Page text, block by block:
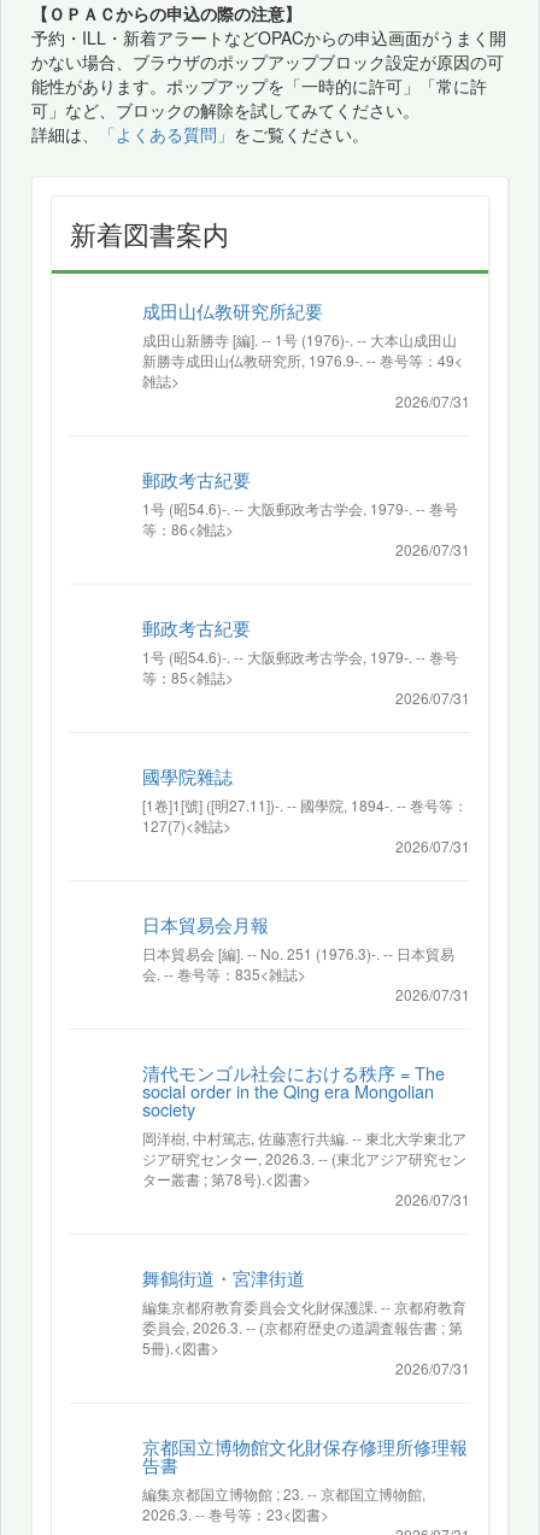
【ＯＰＡＣからの申込の際の注意】
予約・ILL・新着アラートなどOPACからの申込画面がうまく開
かない場合、ブラウザのポップアップブロック設定が原因の可
能性があります。ポップアップを「一時的に許可」「常に許
可」など、ブロックの解除を試してみてください。
詳細は、
「よくある質問」 をご覧ください。
新着図書案内
成田山仏教研究所紀要
成田山新勝寺 [編]. -- 1号 (1976)-. -- 大本山成田山
新勝寺成田山仏教研究所, 1976.9-. -- 巻号等：49<
雑誌>
2026/07/31
郵政考古紀要
1号 (昭54.6)-. -- 大阪郵政考古学会, 1979-. -- 巻号
等：86<雑誌>
2026/07/31
郵政考古紀要
1号 (昭54.6)-. -- 大阪郵政考古学会, 1979-. -- 巻号
等：85<雑誌>
2026/07/31
國學院雜誌
[1卷]1[號] ([明27.11])-. -- 國學院, 1894-. -- 巻号等：
127(7)<雑誌>
2026/07/31
日本貿易会月報
日本貿易会 [編]. -- No. 251 (1976.3)-. -- 日本貿易
会. -- 巻号等：835<雑誌>
2026/07/31
清代モンゴル社会における秩序 = The
social order in the Qing era Mongolian
society
岡洋樹, 中村篤志, 佐藤憲行共編. -- 東北大学東北ア
ジア研究センター, 2026.3. -- (東北アジア研究セン
ター叢書 ; 第78号).<図書>
2026/07/31
舞鶴街道・宮津街道
編集京都府教育委員会文化財保護課. -- 京都府教育
委員会, 2026.3. -- (京都府歴史の道調査報告書 ; 第
5冊).<図書>
2026/07/31
京都国立博物館文化財保存修理所修理報
告書
編集京都国立博物館 ; 23. -- 京都国立博物館,
2026.3. -- 巻号等：23<図書>